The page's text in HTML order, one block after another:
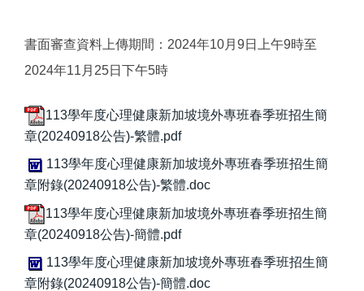
書面審查資料上傳期間：2024年10月9日上午9時至
2024年11月25日下午5時
113學年度心理健康新加坡境外專班春季班招生簡
章(20240918公告)-繁體.pdf
113學年度心理健康新加坡境外專班春季班招生簡
章附錄(20240918公告)-繁體.doc
113學年度心理健康新加坡境外專班春季班招生簡
章(20240918公告)-簡體.pdf
113學年度心理健康新加坡境外專班春季班招生簡
章附錄(20240918公告)-簡體.doc